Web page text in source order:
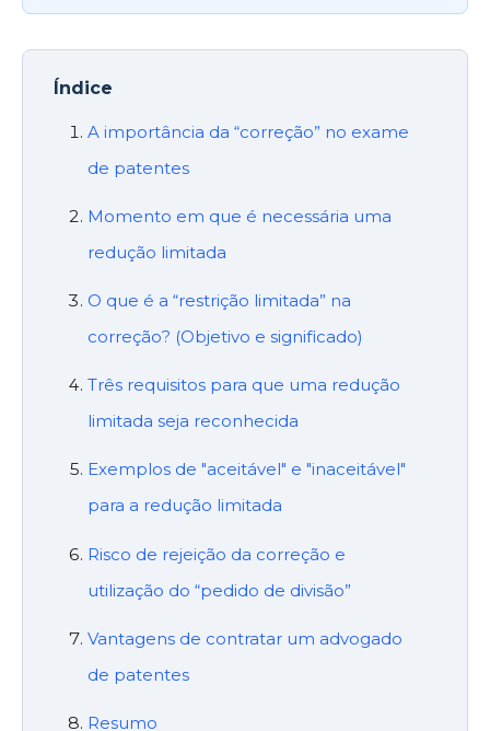
Índice
A importância da “correção” no exame
de patentes
Momento em que é necessária uma
redução limitada
O que é a “restrição limitada” na
correção? (Objetivo e significado)
Três requisitos para que uma redução
limitada seja reconhecida
Exemplos de "aceitável" e "inaceitável"
para a redução limitada
Risco de rejeição da correção e
utilização do “pedido de divisão”
Vantagens de contratar um advogado
de patentes
Resumo